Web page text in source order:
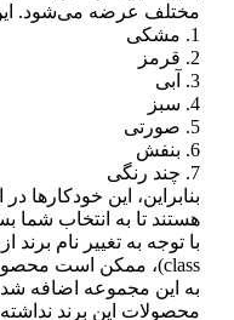
مختلف عرضه می‌شود. این
1. مشکی
2. قرمز
3. آبی
4. سبز
5. صورتی
6. بنفش
7. چند رنگی
بنابراین، این
هستند تا به انتخاب شما
به این مجموعه اضافه
محصولات این برند نداشته